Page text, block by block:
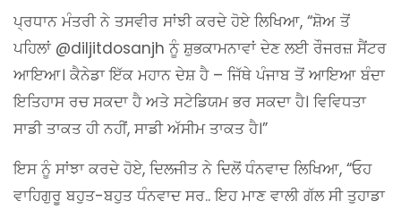
ਪ੍ਰਧਾਨ ਮੰਤਰੀ ਨੇ ਤਸਵੀਰ ਸਾਂਝੀ ਕਰਦੇ ਹੋਏ ਲਿਖਿਆ, “ਸ਼ੋਅ ਤੋਂ
ਪਹਿਲਾਂ @diljitdosanjh ਨੂੰ ਸ਼ੁਭਕਾਮਨਾਵਾਂ ਦੇਣ ਲਈ ਰੌਜਰਜ਼ ਸੈਂਟਰ
ਆਇਆ। ਕੈਨੇਡਾ ਇੱਕ ਮਹਾਨ ਦੇਸ਼ ਹੈ – ਜਿੱਥੇ ਪੰਜਾਬ ਤੋਂ ਆਇਆ ਬੰਦਾ
ਇਤਿਹਾਸ ਰਚ ਸਕਦਾ ਹੈ ਅਤੇ ਸਟੇਡਿਯਮ ਭਰ ਸਕਦਾ ਹੈ। ਵਿਵਿਧਤਾ
ਸਾਡੀ ਤਾਕਤ ਹੀ ਨਹੀਂ, ਸਾਡੀ ਅੱਸੀਮ ਤਾਕਤ ਹੈ।”
ਇਸ ਨੂੰ ਸਾਂਝਾ ਕਰਦੇ ਹੋਏ, ਦਿਲਜੀਤ ਨੇ ਦਿਲੋਂ ਧੰਨਵਾਦ ਲਿਖਿਆ, “ਓਹ
ਵਾਹਿਗੁਰੂ ਬਹੁਤ-ਬਹੁਤ ਧੰਨਵਾਦ ਸਰ.. ਇਹ ਮਾਣ ਵਾਲੀ ਗੱਲ ਸੀ ਤੁਹਾਡਾ